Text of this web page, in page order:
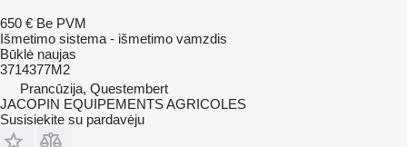
650 € Be PVM
Išmetimo sistema - išmetimo vamzdis
Būklė naujas
3714377M2
Prancūzija, Questembert
JACOPIN EQUIPEMENTS AGRICOLES
Susisiekite su pardavėju